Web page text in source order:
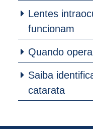
Lentes
funcionam
Quando
Saiba
catarata